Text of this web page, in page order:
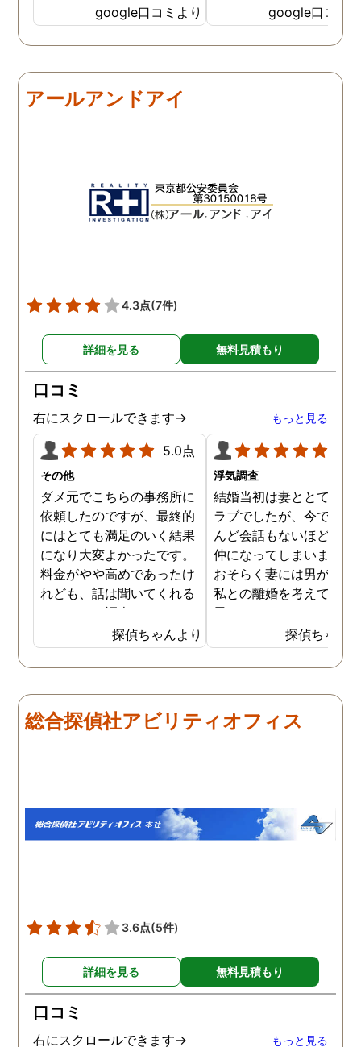
事務所さんにお願いする事
になりました。 こちらの探
偵事務所さんの社長さんは
てた事もあり、親切丁寧
で、更に突然の依頼でも、
すが、自分ごとの様に考え
てくださったので、〇〇さ
んには、どんだけ救われた
google口コミより
ちらの相談員？さんは人
経験が豊富な様で自分の
みにそったアドバイスを
る前後も頻繁に連絡いた
きた時は一番に相談させ
いただきます 本当に、
がとうございました
google口コミ
アールアンドアイ
4.3点(7件)
詳細を見る 無料見積もり
口コミ
右にスクロールできます→ もっと見る
5.0点
その他
ダメ元でこちらの事務所に
依頼したのですが、最終的
にはとても満足のいく結果
になり大変よかったです。
料金がやや高めであったけ
れども、話は聞いてくれる
しきちんと調査してくれる
しで非常に満足していま
す。調査が終わった後もし
っかりとサポートしていた
になりました。さすが調査
のプロフェッショナルだと
探偵ちゃんより
浮気調査
結婚当初は妻ととてもラ
ラブでしたが、今ではほ
んど会話もないほど険悪
仲になってしまいました
おそらく妻には男がおり
私との離婚を考えている
思います。そこでどうせ
婚をするのならと思い、
の不倫の証拠を押さえて
から離婚を提案すること
みの日に妻は外出するこ
が多く、探偵にもその旨
入り、妻が男とラブホテ
に入って行った瞬間を押
えたとのことでした。あ
探偵ちゃん
総合探偵社アビリティオフィス
3.6点(5件)
詳細を見る 無料見積もり
口コミ
右にスクロールできます→ もっと見る